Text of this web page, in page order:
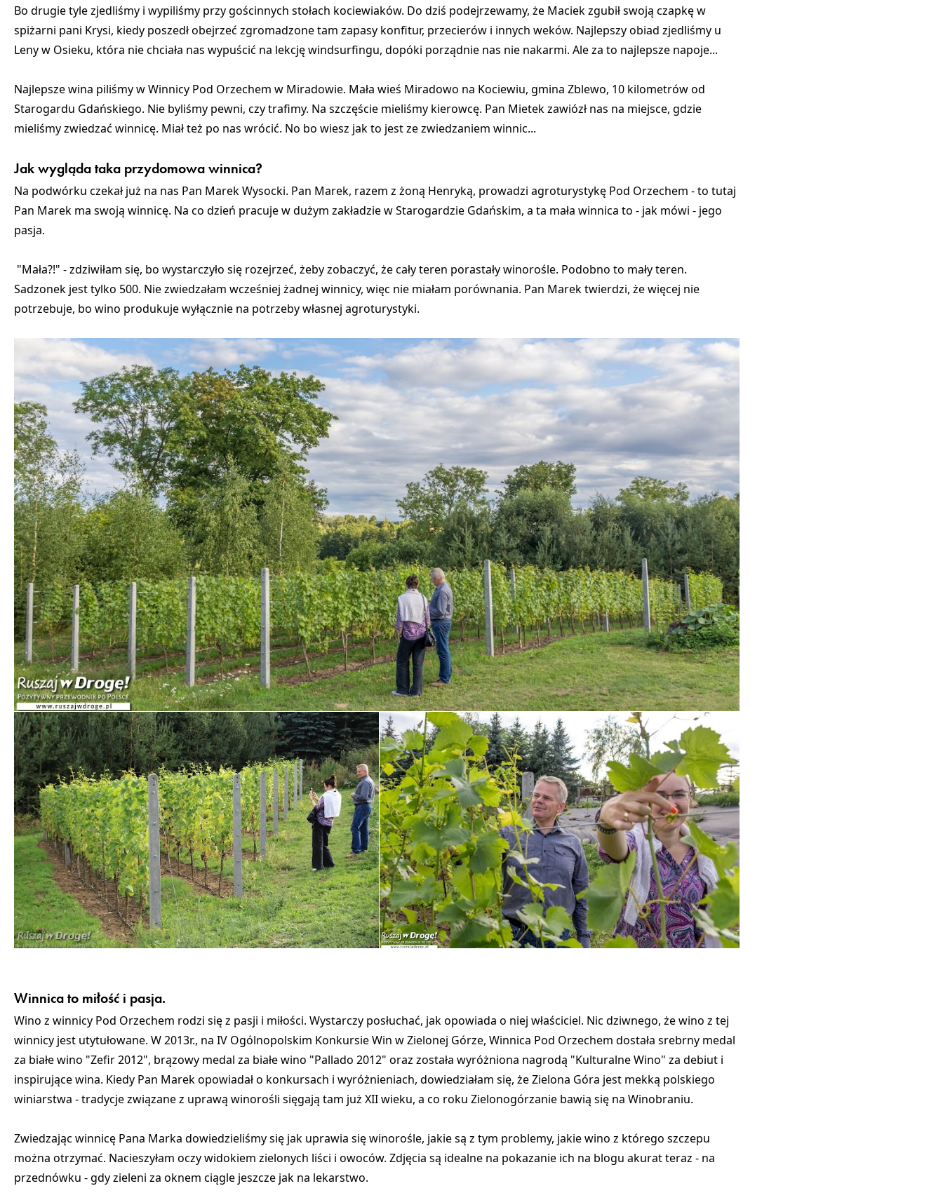
Bo drugie tyle zjedliśmy i wypiliśmy przy gościnnych stołach kociewiaków. Do dziś podejrzewamy, że Maciek zgubił swoją czapkę w
spiżarni pani Krysi, kiedy poszedł obejrzeć zgromadzone tam zapasy konfitur, przecierów i innych weków. Najlepszy obiad zjedliśmy u
Leny w Osieku, która nie chciała nas wypuścić na lekcję windsurfingu, dopóki porządnie nas nie nakarmi. Ale za to najlepsze napoje...
Najlepsze wina piliśmy w Winnicy Pod Orzechem w Miradowie. Mała wieś Miradowo na Kociewiu, gmina Zblewo, 10 kilometrów od
Starogardu Gdańskiego. Nie byliśmy pewni, czy trafimy. Na szczęście mieliśmy kierowcę. Pan Mietek zawiózł nas na miejsce, gdzie
mieliśmy zwiedzać winnicę. Miał też po nas wrócić. No bo wiesz jak to jest ze zwiedzaniem winnic...
Jak wygląda taka przydomowa winnica?
Na podwórku czekał już na nas Pan Marek Wysocki. Pan Marek, razem z żoną Henryką, prowadzi agroturystykę Pod Orzechem - to tutaj
Pan Marek ma swoją winnicę. Na co dzień pracuje w dużym zakładzie w Starogardzie Gdańskim, a ta mała winnica to - jak mówi - jego
pasja.
"Mała?!" - zdziwiłam się, bo wystarczyło się rozejrzeć, żeby zobaczyć, że cały teren porastały winorośle. Podobno to mały teren.
Sadzonek jest tylko 500. Nie zwiedzałam wcześniej żadnej winnicy, więc nie miałam porównania. Pan Marek twierdzi, że więcej nie
potrzebuje, bo wino produkuje wyłącznie na potrzeby własnej agroturystyki.
Winnica to miłość i pasja.
Wino z winnicy Pod Orzechem rodzi się z pasji i miłości. Wystarczy posłuchać, jak opowiada o niej właściciel. Nic dziwnego, że wino z tej
winnicy jest utytułowane. W 2013r., na IV Ogólnopolskim Konkursie Win w Zielonej Górze, Winnica Pod Orzechem dostała srebrny medal
za białe wino "Zefir 2012", brązowy medal za białe wino "Pallado 2012" oraz została wyróżniona nagrodą "Kulturalne Wino" za debiut i
inspirujące wina. Kiedy Pan Marek opowiadał o konkursach i wyróżnieniach, dowiedziałam się, że Zielona Góra jest mekką polskiego
winiarstwa - tradycje związane z uprawą winorośli sięgają tam już XII wieku, a co roku Zielonogórzanie bawią się na Winobraniu.
Zwiedzając winnicę Pana Marka dowiedzieliśmy się jak uprawia się winorośle, jakie są z tym problemy, jakie wino z którego szczepu
można otrzymać. Nacieszyłam oczy widokiem zielonych liści i owoców. Zdjęcia są idealne na pokazanie ich na blogu akurat teraz - na
przednówku - gdy zieleni za oknem ciągle jeszcze jak na lekarstwo.